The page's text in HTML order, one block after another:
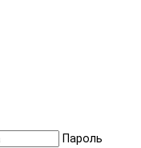
Пароль